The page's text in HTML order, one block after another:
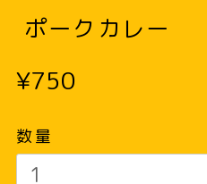
ポークカレー
¥750
数量